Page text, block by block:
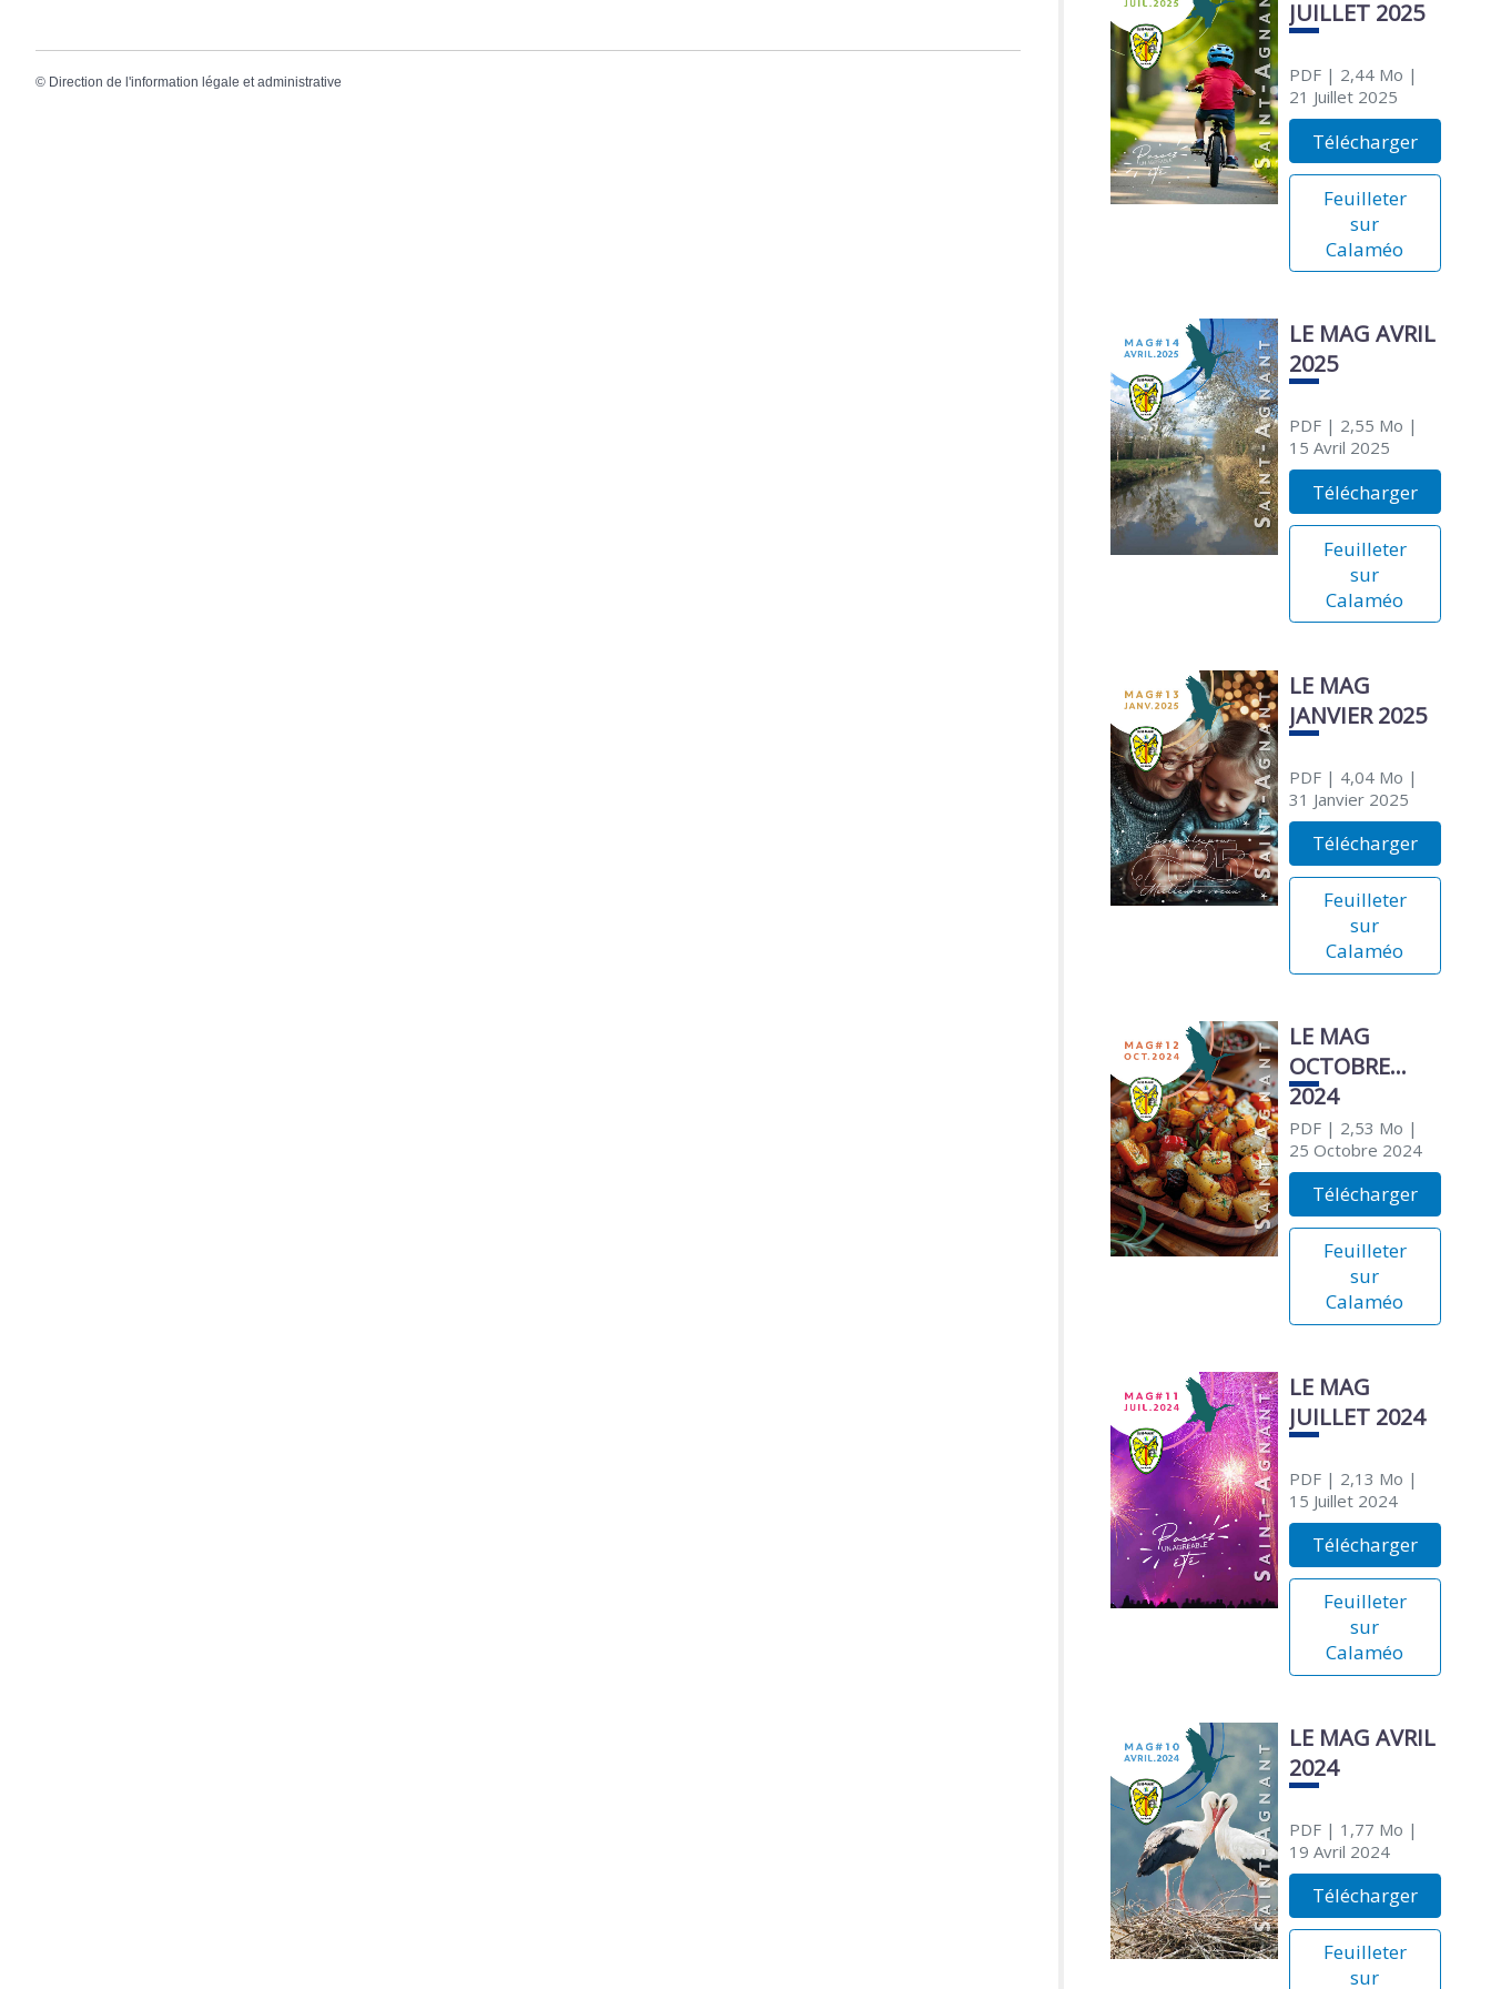
© Direction de l'information légale et administrative
JUILLET 2025
PDF| 2,44 Mo |
21 Juillet 2025
Télécharger
Feuilleter
sur
Calaméo
LE MAG AVRIL
2025
PDF| 2,55 Mo |
15 Avril 2025
Télécharger
Feuilleter
sur
Calaméo
LE MAG
JANVIER 2025
PDF| 4,04 Mo |
31 Janvier 2025
Télécharger
Feuilleter
sur
Calaméo
LE MAG
OCTOBRE
2024
PDF| 2,53 Mo |
25 Octobre 2024
Télécharger
Feuilleter
sur
Calaméo
LE MAG
JUILLET 2024
PDF| 2,13 Mo |
15 Juillet 2024
Télécharger
Feuilleter
sur
Calaméo
LE MAG AVRIL
2024
PDF| 1,77 Mo |
19 Avril 2024
Télécharger
Feuilleter
sur